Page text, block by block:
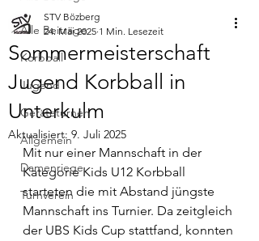
Alle Beiträge
Korbball
Jugend
Geräteturnen
Allgemein
Damenriege
Turnverein
Sommermeisterschaft
Jugend Korbball in
Unterkulm
STV Bözberg
24. Mai 2025 1 Min. Lesezeit
Aktualisiert: 9. Juli 2025
Mit nur einer Mannschaft in der
Kategorie Kids U12 Korbball
starteten die mit Abstand jüngste
Mannschaft ins Turnier. Da zeitgleich
der UBS Kids Cup stattfand, konnten